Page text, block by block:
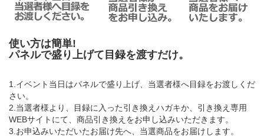
使い方は簡単!
パネルで盛り上げて目録を渡すだけ。
1.イベント当日はパネルで盛り上げ、当選者様へ目録をお渡しくだ
さい。
2.当選者様より、目録に入った引き換えハガキか、引き換え専用
WEBサイトにて、商品引き換えをお申し込みいただきます。
3.お申込みいただいたお届け先へ、当選商品をお届けします。